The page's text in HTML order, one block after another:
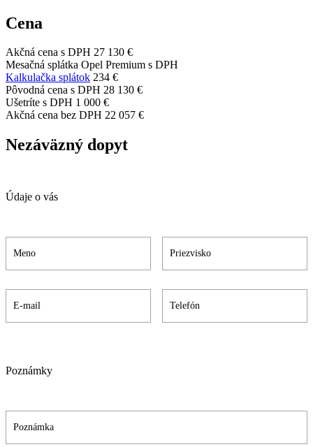
Cena
Akčná cena s DPH 27 130 €
Mesačná splátka Opel Premium s DPH
Kalkulačka splátok 234 €
Pôvodná cena s DPH 28 130 €
Ušetríte s DPH 1 000 €
Akčná cena bez DPH 22 057 €
Nezáväzný dopyt
Údaje o vás
Poznámky